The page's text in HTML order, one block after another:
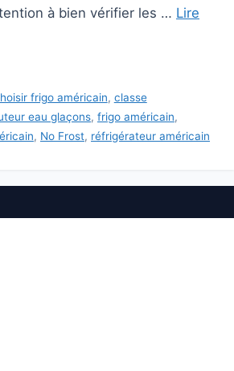
à bien vérifier les … Lire
frigo américain, classe
eau glaçons, frigo américain,
, No Frost, réfrigérateur américain